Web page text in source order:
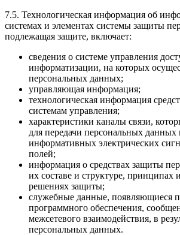
7.5. Технологическая информация об
системах и элементах системы защиты
подлежащая защите, включает:
сведения о системе управления
информатизации, на которых
персональных данных;
управляющая информация;
технологическая информация
системам управления;
характеристики каналы связи,
для передачи персональных данных
информативных электрических
полей;
информация о средствах защиты
их составе и структуре, принципах
решениях защиты;
служебные данные, появляющиеся
программного обеспечения,
межсетевого взаимодействия, в
персональных данных.